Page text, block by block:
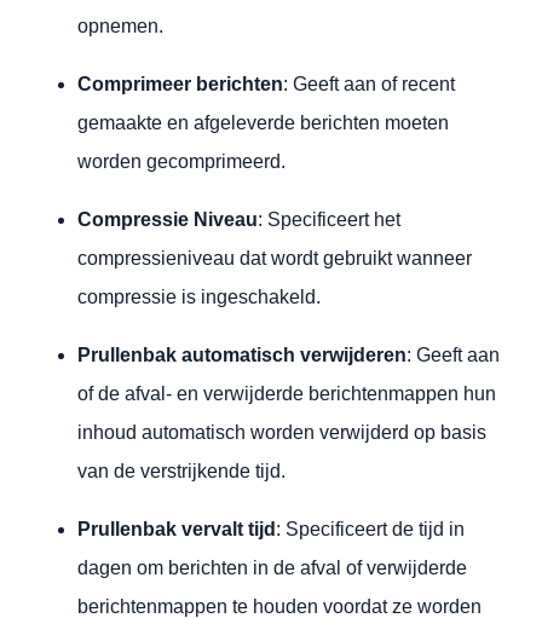
opnemen.
Comprimeer berichten: Geeft aan of recent
gemaakte en afgeleverde berichten moeten
worden gecomprimeerd.
Compressie Niveau: Specificeert het
compressieniveau dat wordt gebruikt wanneer
compressie is ingeschakeld.
Prullenbak automatisch verwijderen: Geeft aan
of de afval- en verwijderde berichtenmappen hun
inhoud automatisch worden verwijderd op basis
van de verstrijkende tijd.
Prullenbak vervalt tijd : Specificeert de tijd in
dagen om berichten in de afval of verwijderde
berichtenmappen te houden voordat ze worden